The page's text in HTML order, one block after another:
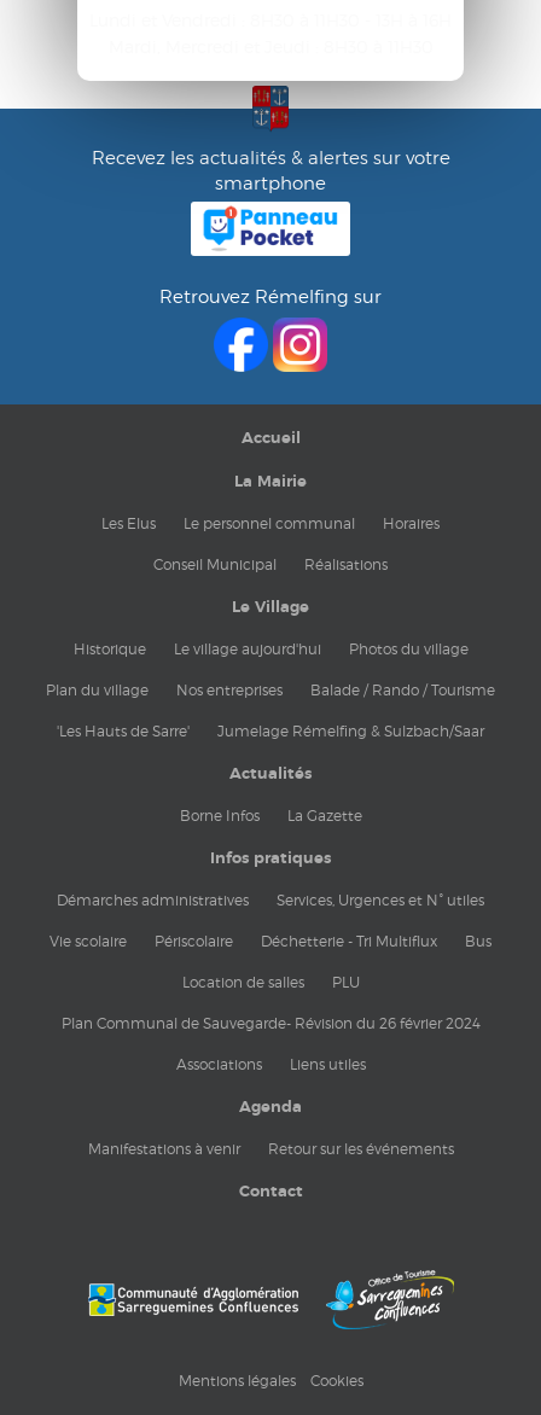
Recevez les actualités & alertes sur votre
smartphone
Retrouvez Rémelfing sur
Accueil
La Mairie
Les Elus Le personnel communal Horaires
Conseil Municipal Réalisations
Le Village
Historique Le village aujourd'hui Photos du village
Plan du village Nos entreprises Balade / Rando / Tourisme
'Les Hauts de Sarre' Jumelage Rémelfing & Sulzbach/Saar
Actualités
Borne Infos La Gazette
Infos pratiques
Démarches administratives Services, Urgences et N° utiles
Vie scolaire Périscolaire Déchetterie - Tri Multiflux Bus
Location de salles PLU
Plan Communal de Sauvegarde- Révision du 26 février 2024
Associations Liens utiles
Agenda
Manifestations à venir Retour sur les événements
Contact
Mentions légales Cookies